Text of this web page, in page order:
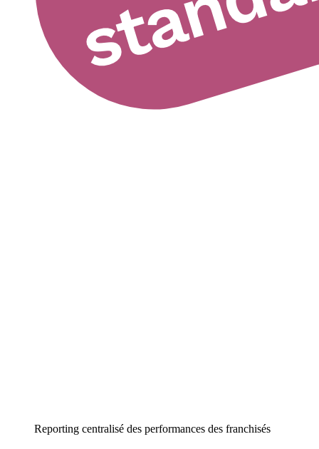
Reporting centralisé des performances des franchisés